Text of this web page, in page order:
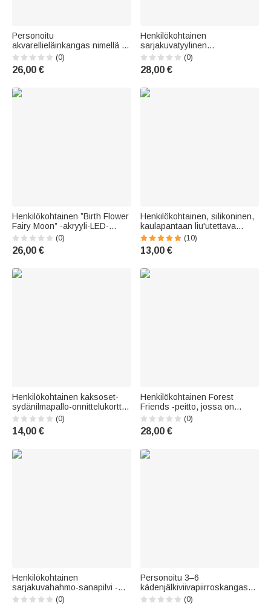
Personoitu
akvarellieläinkangas nimellä ja
syntymätiedoilla
lastenhuoneen koriste lahja
uusille vanhemmille
(0)
26,00 €
Henkilökohtainen
sarjakuvatyylinen
eläinaiheinen bulldozer-peitto,
jossa on nimi ja alkukirjain –
lastenhuoneen sisustus,
vauvakutsulahja
(0)
28,00 €
Henkilökohtainen ”Birth Flower
Fairy Moon” -akryyli-LED-
yövalo, jossa on nimi ja puinen
jalusta – syntymäpäivälahja
vastasyntyneelle
(0)
26,00 €
Henkilökohtainen, silikoninen,
kaulapantaan liu'utettava
tunnistuslaatta, johon on
kaiverrettu nimi,
puhelinnumero ja teksti –
lemmikkijuhlat,
(10)
13,00 €
Henkilökohtainen kaksoset-
sydänilmapallo-onnittelukortti,
jossa on nimet ja alkukirjaimet
– vauvan syntymän ilmoitus,
vauvakutsut,
vastasyntyneille ja uusille
(0)
14,00 €
Henkilökohtainen Forest
Friends -peitto, jossa on
ylämaiden lehmä-, kani- ja
kettukuvioita sekä nimi –
lastenhuoneen sisustus ja
vastasyntyneelle
(0)
28,00 €
Henkilökohtainen
sarjakuvahahmo-sanapilvi -
vesipullo (16 oz), nimellä ja
(0)
Personoitu 3–6
kädenjälkiviivapiirroskangas
nimellä ja päivämäärällä
(0)